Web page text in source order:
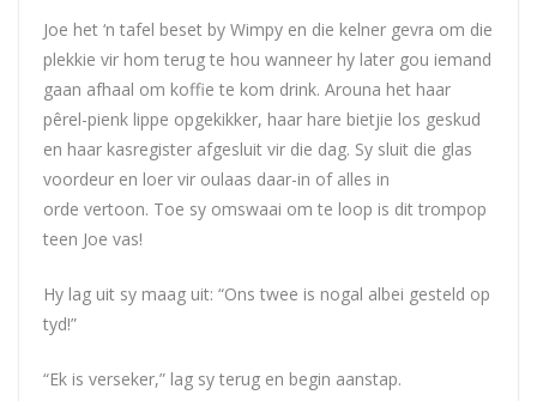
Joe het ‘n tafel beset by Wimpy en die kelner gevra om die
plekkie vir hom terug te hou wanneer hy later gou iemand
gaan afhaal om koffie te kom drink. Arouna het haar
pêrel-pienk lippe opgekikker, haar hare bietjie los geskud
en haar kasregister afgesluit vir die dag. Sy sluit die glas
voordeur en loer vir oulaas daar-in of alles in
orde vertoon. Toe sy omswaai om te loop is dit trompop
teen Joe vas!
Hy lag uit sy maag uit: “Ons twee is nogal albei gesteld op
tyd!”
“Ek is verseker,” lag sy terug en begin aanstap.